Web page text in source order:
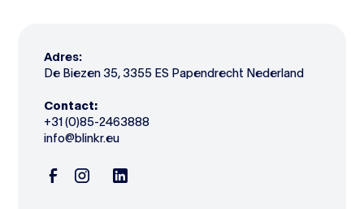
Adres:
De Biezen 35, 3355 ES Papendrecht Nederland
Contact:
+31 (0)85-2463888
info@blinkr.eu